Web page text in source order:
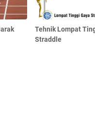
Tehnik Lompat
Straddle